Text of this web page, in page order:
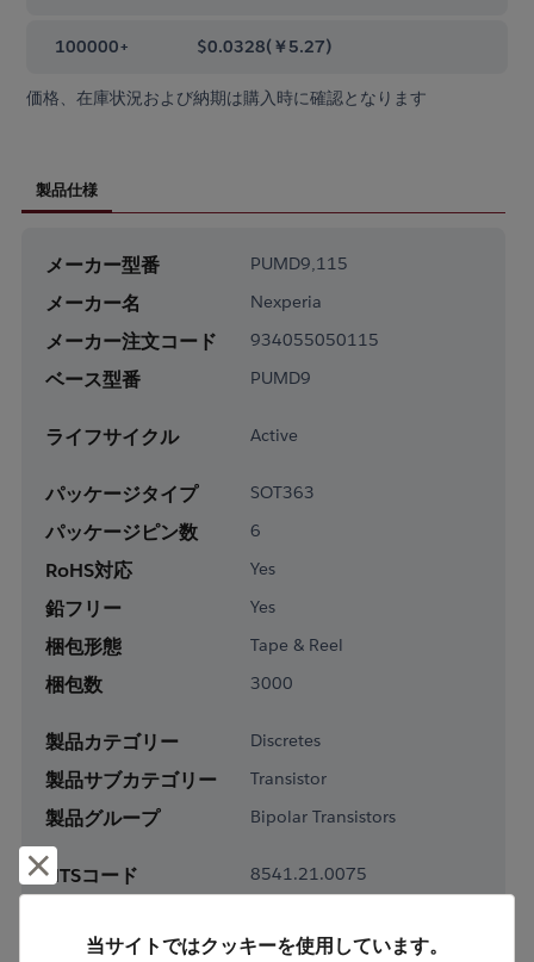
100000+ $0.0328(￥5.27)
価格、在庫状況および納期は購入時に確認となります
製品仕様
メーカー型番 PUMD9,115
メーカー名 Nexperia
メーカー注文コード 934055050115
ベース型番 PUMD9
ライフサイクル Active
パッケージタイプ SOT363
パッケージピン数 6
RoHS対応 Yes
鉛フリー Yes
梱包形態 Tape & Reel
梱包数 3000
製品カテゴリー Discretes
製品サブカテゴリー Transistor
製品グループ Bipolar Transistors
HTSコード 8541.21.0075
却下して閉じる
当サイトではクッキーを使用しています。